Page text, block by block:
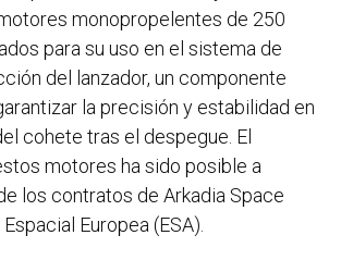
monopropelentes de 250
para su uso en el sistema de
del lanzador, un componente
la precisión y estabilidad en
cohete tras el despegue. El
motores ha sido posible a
los contratos de Arkadia Space
Europea (ESA).